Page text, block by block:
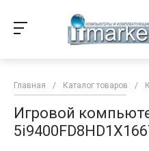
Главная / Каталог товаров /
Игровой